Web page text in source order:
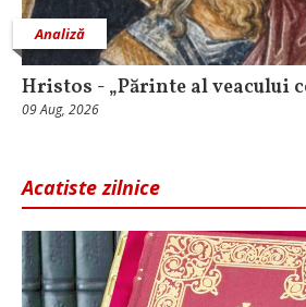
Analiză
Hristos - „Părinte al veacului
09 Aug, 2026
Acatiste zilnice